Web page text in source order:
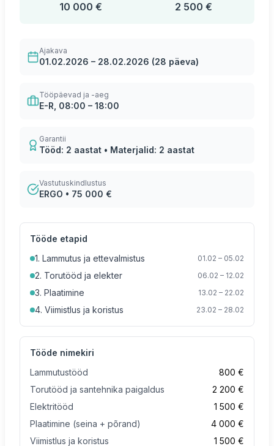
10 000 € 2 500 €
Ajakava
01.02.2026 – 28.02.2026 (28 päeva)
Tööpäevad ja -aeg
E-R, 08:00 – 18:00
Garantii
Tööd: 2 aastat • Materjalid: 2 aastat
Vastutuskindlustus
ERGO • 75 000 €
Tööde etapid
1. Lammutus ja ettevalmistus
01.02 – 05.02
2. Torutööd ja elekter 06.02 – 12.02
3. Plaatimine 13.02 – 22.02
4. Viimistlus ja koristus 23.02 – 28.02
Tööde nimekiri
Lammutustööd
800 €
Torutööd ja santehnika paigaldus
2 200 €
Elektritööd
1 500 €
Plaatimine (seina + põrand)
4 000 €
Viimistlus ja koristus
1 500 €